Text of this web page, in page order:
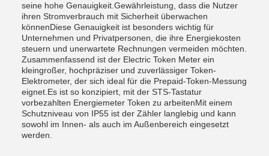
seine hohe Genauigkeit.Gewährleistung, dass die Nutzer
ihren Stromverbrauch mit Sicherheit überwachen
könnenDiese Genauigkeit ist besonders wichtig für
Unternehmen und Privatpersonen, die ihre Energiekosten
steuern und unerwartete Rechnungen vermeiden möchten.
Zusammenfassend ist der Electric Token Meter ein
kleingroßer, hochpräziser und zuverlässiger Token-
Elektrometer, der sich ideal für die Prepaid-Token-Messung
eignet.Es ist so konzipiert, mit der STS-Tastatur
vorbezahlten Energiemeter Token zu arbeitenMit einem
Schutzniveau von IP55 ist der Zähler langlebig und kann
sowohl im Innen- als auch im Außenbereich eingesetzt
werden.